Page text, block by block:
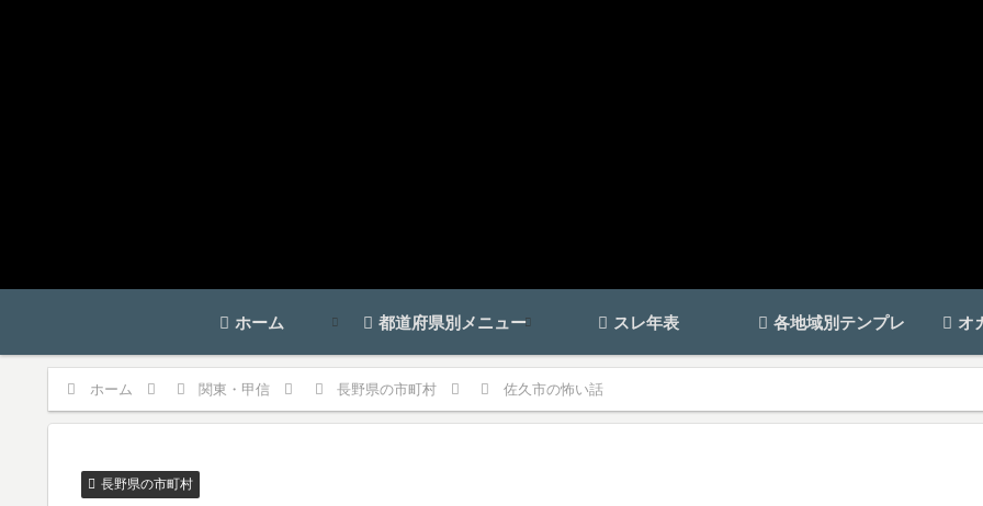
ホーム 都道府県別メニュー スレ年表 各地域別テンプレ オ
ホーム 関東・甲信 長野県の市町村 佐久市の怖い話
長野県の市町村